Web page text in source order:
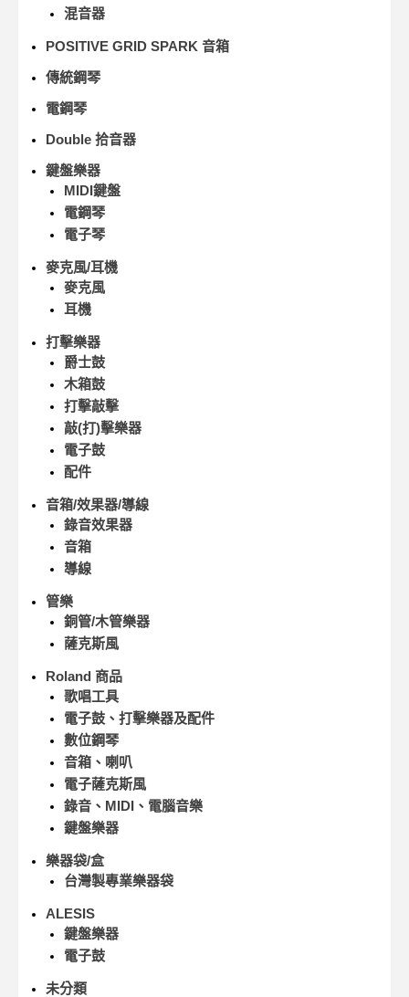
混音器
POSITIVE GRID SPARK 音箱
傳統鋼琴
電鋼琴
Double 拾音器
鍵盤樂器
MIDI鍵盤
電鋼琴
電子琴
麥克風/耳機
麥克風
耳機
打擊樂器
爵士鼓
木箱鼓
打擊敲擊
敲(打)擊樂器
電子鼓
配件
音箱/效果器/導線
錄音效果器
音箱
導線
管樂
銅管/木管樂器
薩克斯風
Roland 商品
歌唱工具
電子鼓、打擊樂器及配件
數位鋼琴
音箱、喇叭
電子薩克斯風
錄音、MIDI、電腦音樂
鍵盤樂器
樂器袋/盒
台灣製專業樂器袋
ALESIS
鍵盤樂器
電子鼓
未分類